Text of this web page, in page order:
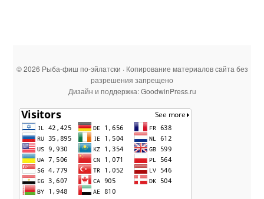
© 2026 Рыба-фиш по-эйлатски · Копирование материалов сайта без
разрешения запрещено
Дизайн и поддержка: GoodwinPress.ru